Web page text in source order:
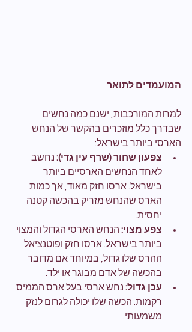
המועמדים לתואר
למרות המורכבות, ישנם כמה נחשים
שבדרך כלל מוזכרים בהקשר של הנחש
הארסי ביותר בישראל:
צפעון שחור (שרף עין גדי): נחשב
לאחד הנחשים הארסיים ביותר
בישראל. ארסו חזק מאוד, אך כמות
הארס שהנחש מזריק בהכשה קטנה
יחסית.
צפע מצוי: הנחש הארסי הגדול והמצוי
ביותר בישראל. ארסו חזק ופוטנציאל
ההרס שלו גדול, במיוחד אם מדובר
בהכשה של אדם מבוגר או ילד.
עכן גדול: נחש ארסי בעל ארס הממיס
רקמות. הכשה שלו יכולה לגרום לנזק
משמעותי.